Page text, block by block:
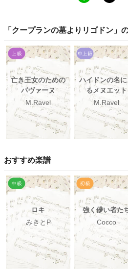
「 クープランの墓よりリゴドン 」
亡き王女のための
パヴァーヌ
M.Ravel
ハイドンの名
るメヌエット
M.Ravel
おすすめ楽譜
ロキ
みきとP
強く儚い者た
Cocco